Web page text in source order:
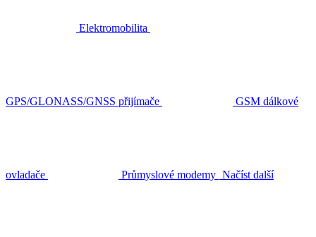
Elektromobilita
GPS/GLONASS/GNSS přijímače GSM dálkové
ovladače Průmyslové modemy Načíst další